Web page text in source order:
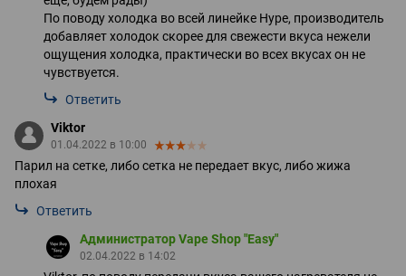
По поводу холодка во всей линейке Hype, производитель
добавляет холодок скорее для свежести вкуса нежели
ощущения холодка, практически во всех вкусах он не
чувствуется.
Ответить
Viktor
01.04.2022 в 10:00
Парил на сетке, либо сетка не передает вкус, либо жижа
плохая
Ответить
Администратор Vape Shop "Easy"
02.04.2022 в 14:02